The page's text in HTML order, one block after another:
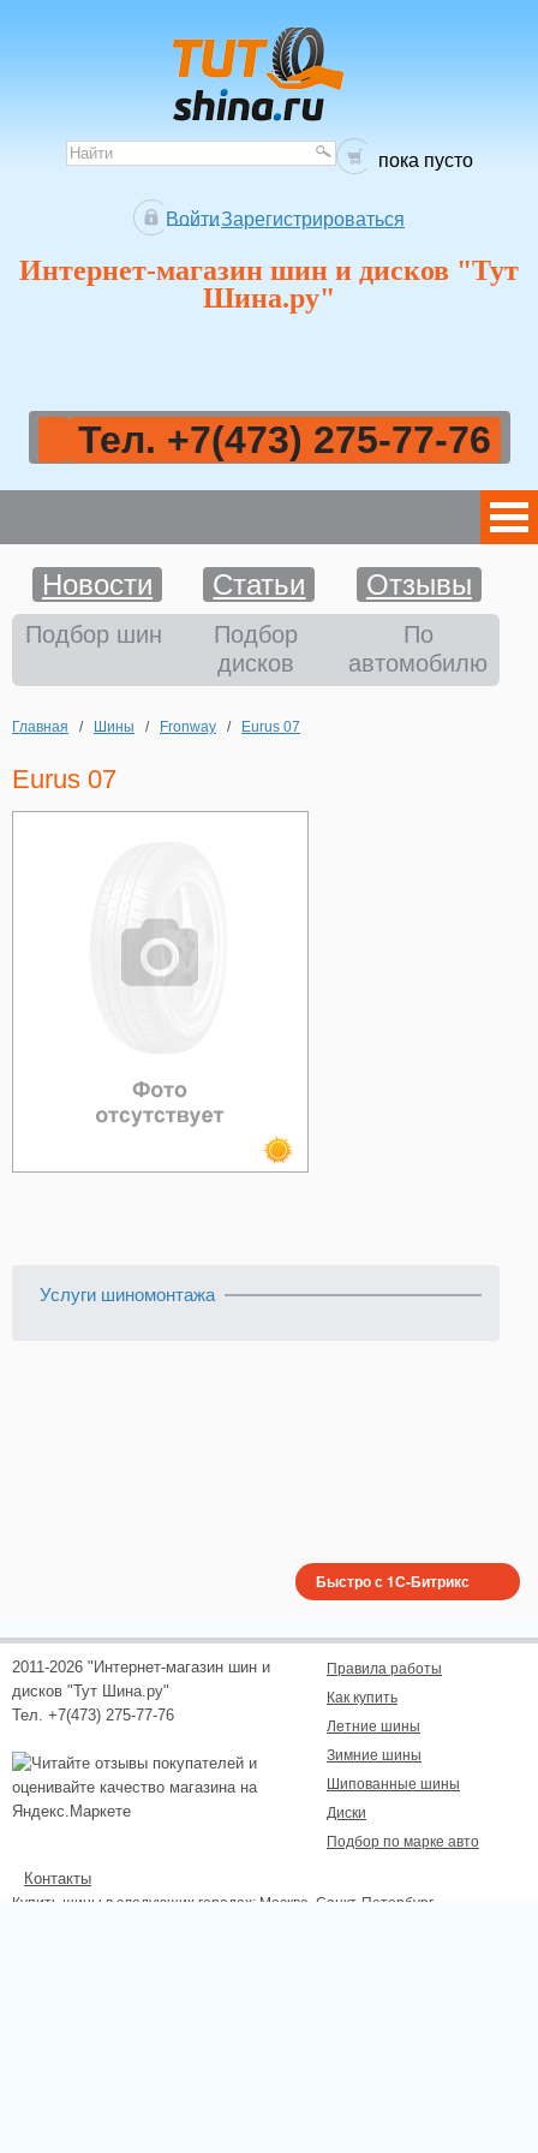
пока пусто
Зарегистрироваться
Войти
Интернет-магазин шин и дисков "Тут
Шина.ру"
Тел. +7(473) 275-77-76
Шины
Диски
Аккумуляторы
Аксессуары
Новости Статьи Отзывы
Подбор шин
Подбор
дисков
По
автомобилю
Главная / Шины / Fronway / Eurus 07
Eurus 07
Услуги шиномонтажа
2011-2026 "Интернет-магазин шин и
дисков "Тут Шина.ру"
Тел. +7(473) 275-77-76
Правила работы
Как купить
Летние шины
Зимние шины
Шипованные шины
Диски
Подбор по марке авто
Контакты
Купить шины в следующих городах: Москва , Санкт-Петербург,
Быстро с 1С-Битрикс